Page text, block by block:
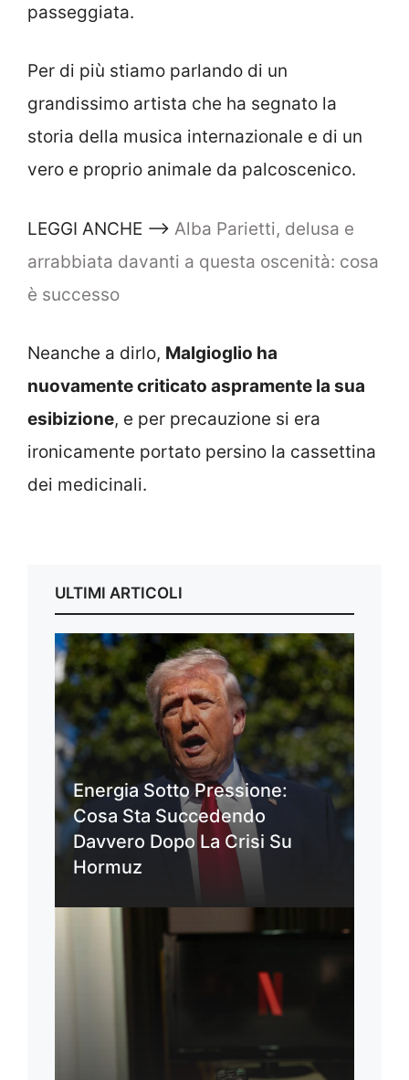
passeggiata.
Per di più stiamo parlando di un
grandissimo artista che ha segnato la
storia della musica internazionale e di un
vero e proprio animale da palcoscenico.
LEGGI ANCHE –> Alba Parietti, delusa e
arrabbiata davanti a questa oscenità: cosa
è successo
Neanche a dirlo, Malgioglio ha
nuovamente criticato aspramente la sua
esibizione, e per precauzione si era
ironicamente portato persino la cassettina
dei medicinali.
ULTIMI ARTICOLI
Energia Sotto Pressione:
Cosa Sta Succedendo
Davvero Dopo La Crisi Su
Hormuz